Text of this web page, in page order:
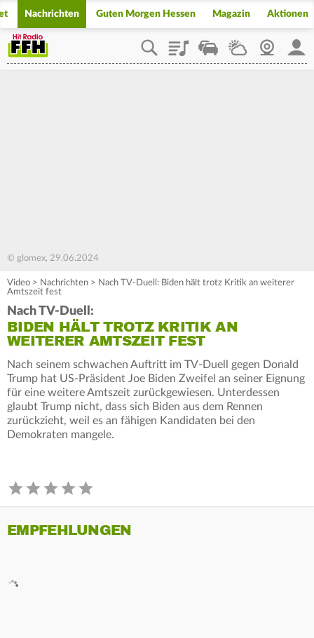
Nachrichten Guten Morgen Hessen Magazin Aktionen
PlaylistStaupilotWetterWebcam
© glomex, 29.06.2024
Video > Nachrichten > Nach TV-Duell: Biden hält trotz Kritik an weiterer
Amtszeit fest
Nach TV-Duell:
BIDEN HÄLT TROTZ KRITIK AN
WEITERER AMTSZEIT FEST
Nach seinem schwachen Auftritt im TV-Duell gegen Donald
Trump hat US-Präsident Joe Biden Zweifel an seiner Eignung
für eine weitere Amtszeit zurückgewiesen. Unterdessen
glaubt Trump nicht, dass sich Biden aus dem Rennen
zurückzieht, weil es an fähigen Kandidaten bei den
Demokraten mangele.
EMPFEHLUNGEN